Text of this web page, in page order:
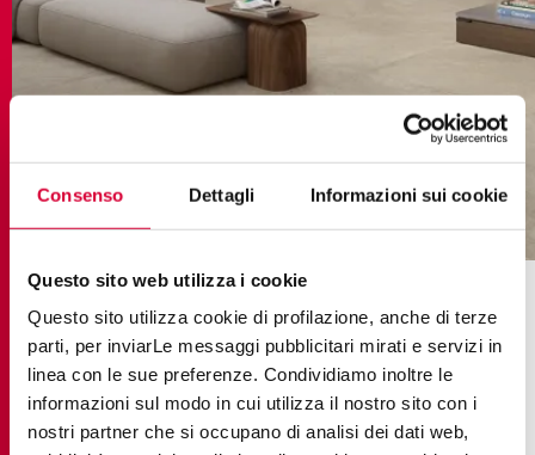
Consenso Dettagli Informazioni sui cookie
Questo sito web utilizza i cookie
Questo sito utilizza cookie di profilazione, anche di terze
parti, per inviarLe messaggi pubblicitari mirati e servizi in
linea con le sue preferenze. Condividiamo inoltre le
informazioni sul modo in cui utilizza il nostro sito con i
nostri partner che si occupano di analisi dei dati web,
arkè beige
Couleur des joints pour un
carrelage effet terre cuite
Lescarrelages effet terre cuite nécessitent des
joints aux tons chauds, capables de respecter leur